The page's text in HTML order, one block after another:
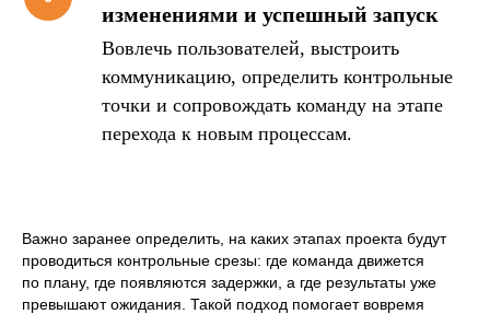
изменениями и успешный запуск
Вовлечь пользователей, выстроить
коммуникацию, определить контрольные
точки и сопровождать команду на этапе
перехода к новым процессам.
Важно заранее определить, на каких этапах проекта будут
проводиться контрольные срезы: где команда движется
по плану, где появляются задержки, а где результаты уже
превышают ожидания. Такой подход помогает вовремя
Работа с заказчиком
Автоматизация подбора